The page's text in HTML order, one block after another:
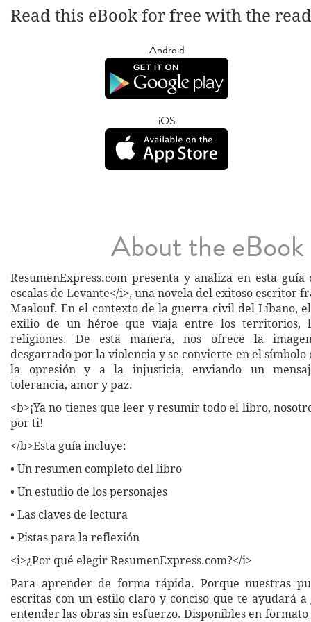
Read this eBook for free with the
Android
iOS
About the eBook
ResumenExpress.com presenta y analiza en esta
escalas de Levante</i>, una novela del exitoso escritor
Maalouf. En el contexto de la guerra civil del Líbano,
exilio de un héroe que viaja entre los territorios,
religiones. De esta manera, nos ofrece la
desgarrado por la violencia y se convierte en el símbolo
la opresión y a la injusticia, enviando un
tolerancia, amor y paz.
<b>¡Ya no tienes que leer y resumir todo el libro,
por ti!
</b>Esta guía incluye:
• Un resumen completo del libro
• Un estudio de los personajes
• Las claves de lectura
• Pistas para la reflexión
<i>¿Por qué elegir ResumenExpress.com?</i>
Para aprender de forma rápida. Porque nuestras
escritas con un estilo claro y conciso que te ayudará
entender las obras sin esfuerzo. Disponibles en